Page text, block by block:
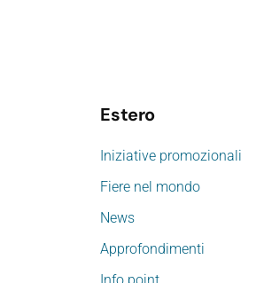
Estero
Iniziative promozionali
Fiere nel mondo
News
Approfondimenti